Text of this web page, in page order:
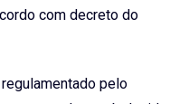
com decreto do
pelo